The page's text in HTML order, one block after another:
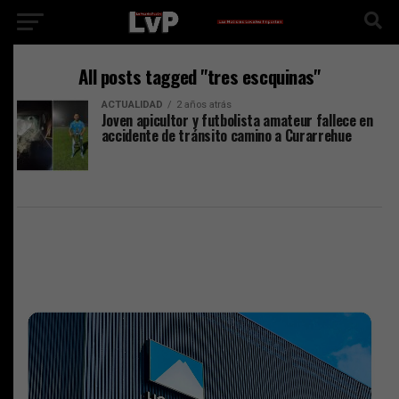
All posts tagged "tres escquinas"
ACTUALIDAD 2 años atrás
Joven apicultor y futbolista amateur fallece en
accidente de tránsito camino a Curarrehue